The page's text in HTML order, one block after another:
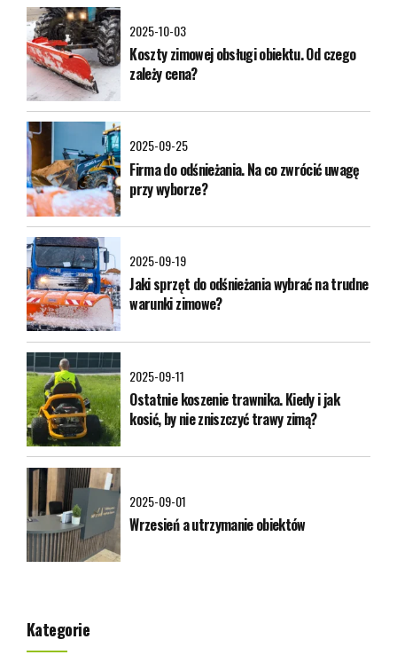
2025-10-03
Koszty zimowej obsługi obiektu. Od czego
zależy cena?
2025-09-25
Firma do odśnieżania. Na co zwrócić uwagę
przy wyborze?
2025-09-19
Jaki sprzęt do odśnieżania wybrać na trudne
warunki zimowe?
2025-09-11
Ostatnie koszenie trawnika. Kiedy i jak
kosić, by nie zniszczyć trawy zimą?
2025-09-01
Wrzesień a utrzymanie obiektów
Kategorie